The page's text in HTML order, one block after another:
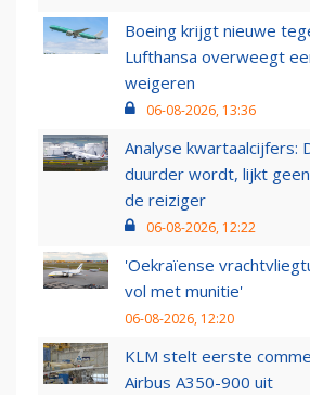
Boeing krijgt nieuwe
Lufthansa overweegt
weigeren
06-08-2026, 13:36
Analyse kwartaalcijfers:
duurder wordt, lijkt
de reiziger
06-08-2026, 12:22
'Oekraïense
vol met munitie'
06-08-2026, 12:20
KLM stelt eerste
Airbus A350-900 uit